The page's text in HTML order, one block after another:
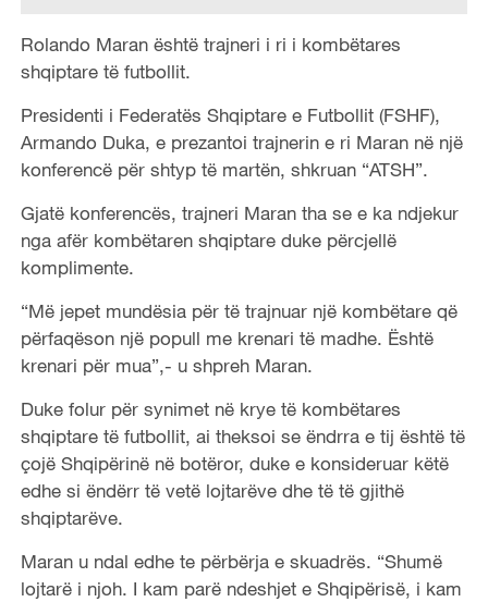
Rolando Maran është trajneri i ri i kombëtares
shqiptare të futbollit.
Presidenti i Federatës Shqiptare e Futbollit (FSHF),
Armando Duka, e prezantoi trajnerin e ri Maran në një
konferencë për shtyp të martën, shkruan “ATSH”.
Gjatë konferencës, trajneri Maran tha se e ka ndjekur
nga afër kombëtaren shqiptare duke përcjellë
komplimente.
“Më jepet mundësia për të trajnuar një kombëtare që
përfaqëson një popull me krenari të madhe. Është
krenari për mua”,- u shpreh Maran.
Duke folur për synimet në krye të kombëtares
shqiptare të futbollit, ai theksoi se ëndrra e tij është të
çojë Shqipërinë në botëror, duke e konsideruar këtë
edhe si ëndërr të vetë lojtarëve dhe të të gjithë
shqiptarëve.
Maran u ndal edhe te përbërja e skuadrës. “Shumë
lojtarë i njoh. I kam parë ndeshjet e Shqipërisë, i kam